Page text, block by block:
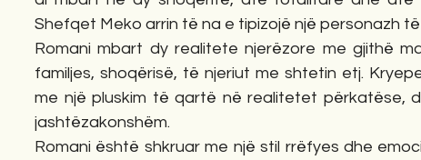
Shefqet Meko arrin të na e tipizojë një personazh
Romani mbart dy realitete njerëzore me gjithë
familjes, shoqërisë, të njeriut me shtetin etj.
me një pluskim të qartë në realitetet përkatëse,
jashtëzakonshëm.
Romani është shkruar me një stil rrëfyes dhe